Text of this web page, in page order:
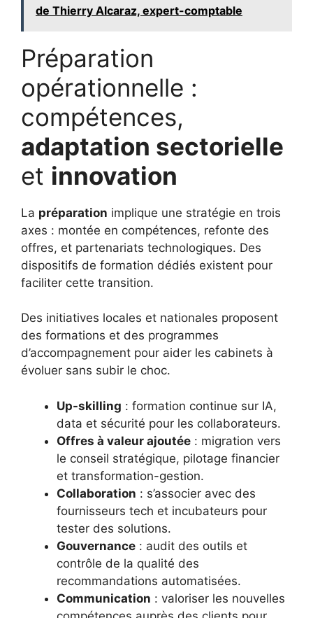
de Thierry Alcaraz, expert-comptable
Préparation
opérationnelle :
compétences,
adaptation sectorielle
et innovation
La préparation implique une stratégie en trois
axes : montée en compétences, refonte des
offres, et partenariats technologiques. Des
dispositifs de formation dédiés existent pour
faciliter cette transition.
Des initiatives locales et nationales proposent
des formations et des programmes
d’accompagnement pour aider les cabinets à
évoluer sans subir le choc.
Up-skilling : formation continue sur IA,
data et sécurité pour les collaborateurs.
Offres à valeur ajoutée : migration vers
le conseil stratégique, pilotage financier
et transformation-gestion.
Collaboration : s’associer avec des
fournisseurs tech et incubateurs pour
tester des solutions.
Gouvernance : audit des outils et
contrôle de la qualité des
recommandations automatisées.
Communication : valoriser les nouvelles